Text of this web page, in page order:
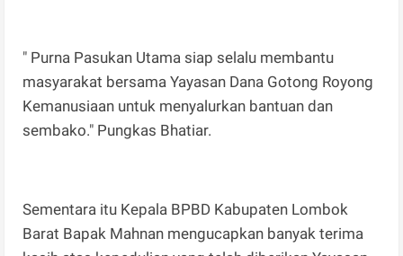
" Purna Pasukan Utama siap selalu membantu
masyarakat bersama Yayasan Dana Gotong Royong
Kemanusiaan untuk menyalurkan bantuan dan
sembako." Pungkas Bhatiar.
Sementara itu Kepala BPBD Kabupaten Lombok
Barat Bapak Mahnan mengucapkan banyak terima